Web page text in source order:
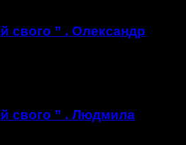
свого ” . Олександр
свого ” . Людмила